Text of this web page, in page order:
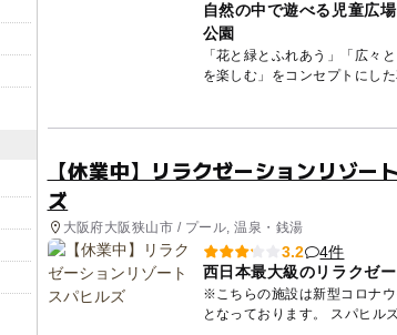
自然の中で遊べる児童広
公園
「花と緑とふれあう」「広々
を楽しむ」をコンセプトにし
【休業中】リラクゼーションリゾ
ズ
大阪府大阪狭山市 / プール, 温泉・銭湯
3.2
4件
西日本最大級のリラクゼ
※こちらの施設は新型コロナ
となっております。 スパヒルズは西日本最大級のリラクゼ